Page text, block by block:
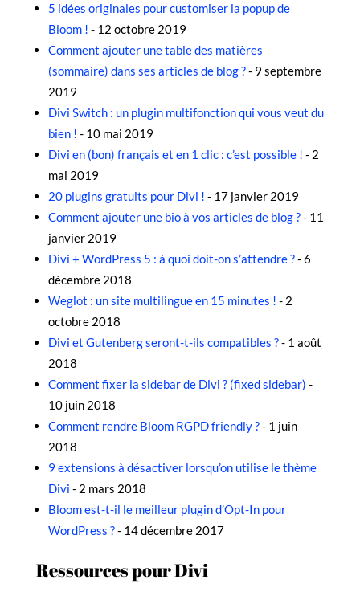
5 idées originales pour customiser la popup de
Bloom ! - 12 octobre 2019
Comment ajouter une table des matières
(sommaire) dans ses articles de blog ?- 9 septembre
2019
Divi Switch : un plugin multifonction qui vous veut du
bien ! - 10 mai 2019
Divi en (bon) français et en 1 clic : c’est possible ! - 2
mai 2019
20 plugins gratuits pour Divi ! - 17 janvier 2019
Comment ajouter une bio à vos articles de blog ?- 11
janvier 2019
Divi + WordPress 5 : à quoi doit-on s’attendre ?- 6
décembre 2018
Weglot : un site multilingue en 15 minutes ! - 2
octobre 2018
Divi et Gutenberg seront-t-ils compatibles ?- 1 août
2018
Comment fixer la sidebar de Divi ? (fixed sidebar) -
10 juin 2018
Comment rendre Bloom RGPD friendly ?- 1 juin
2018
9 extensions à désactiver lorsqu’on utilise le thème
Divi - 2 mars 2018
Bloom est-t-il le meilleur plugin d’Opt-In pour
WordPress ?- 14 décembre 2017
Ressources pour Divi